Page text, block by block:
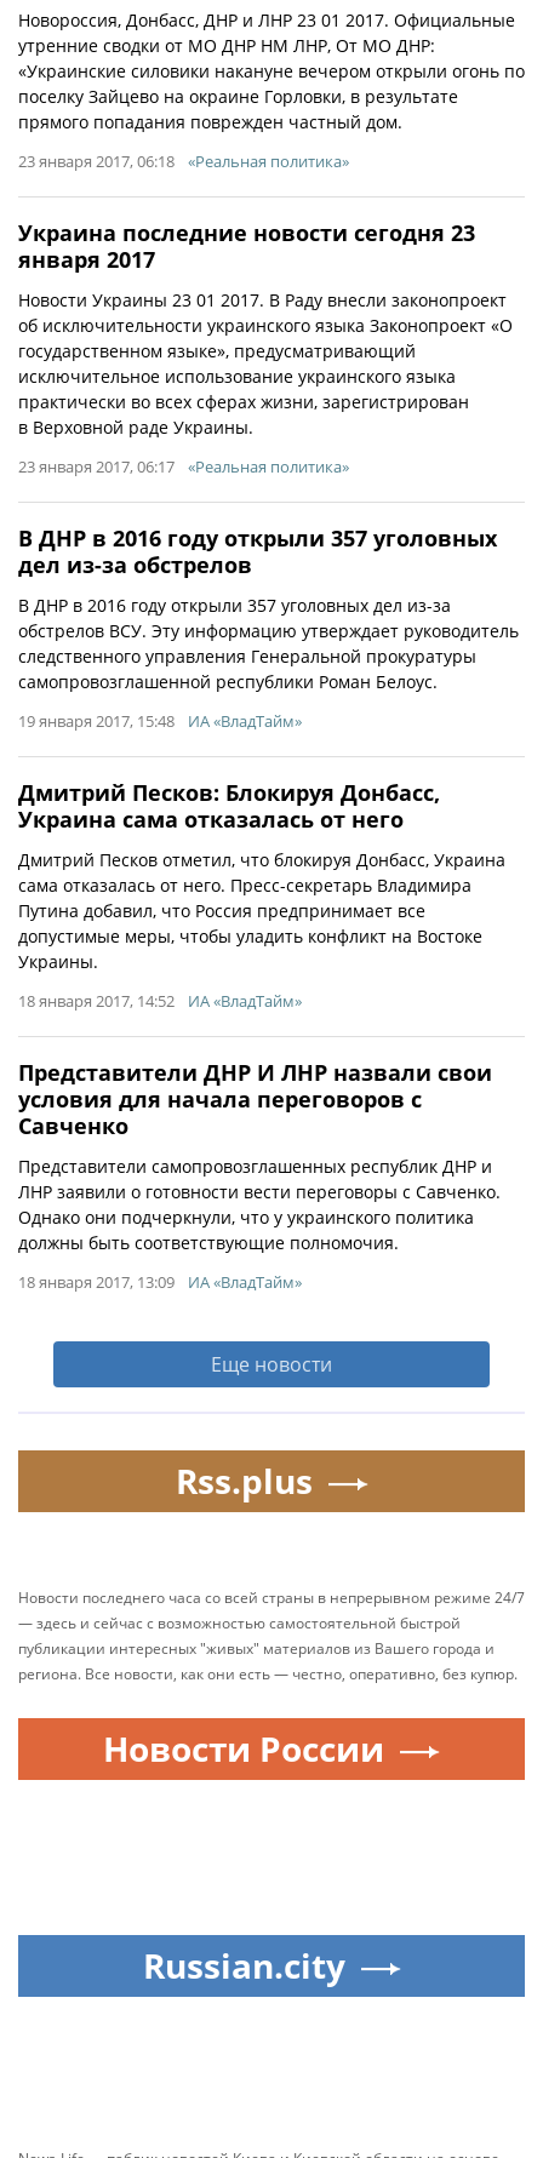
Новороссия, Донбасс, ДНР и ЛНР 23 01 2017. Официальные
утренние сводки от МО ДНР НМ ЛНР, От МО ДНР:
«Украинские силовики накануне вечером открыли огонь по
поселку Зайцево на окраине Горловки, в результате
прямого попадания поврежден частный дом.
23 января 2017, 06:18 «Реальная политика»
Украина последние новости сегодня 23
января 2017
Новости Украины 23 01 2017. В Раду внесли законопроект
об исключительности украинского языка Законопроект «О
государственном языке», предусматривающий
исключительное использование украинского языка
практически во всех сферах жизни, зарегистрирован
в Верховной раде Украины.
23 января 2017, 06:17 «Реальная политика»
В ДНР в 2016 году открыли 357 уголовных
дел из-за обстрелов
В ДНР в 2016 году открыли 357 уголовных дел из-за
обстрелов ВСУ. Эту информацию утверждает руководитель
следственного управления Генеральной прокуратуры
самопровозглашенной республики Роман Белоус.
19 января 2017, 15:48 ИА «ВладТайм»
Дмитрий Песков: Блокируя Донбасс,
Украина сама отказалась от него
Дмитрий Песков отметил, что блокируя Донбасс, Украина
сама отказалась от него. Пресс-секретарь Владимира
Путина добавил, что Россия предпринимает все
допустимые меры, чтобы уладить конфликт на Востоке
Украины.
18 января 2017, 14:52 ИА «ВладТайм»
Представители ДНР И ЛНР назвали свои
условия для начала переговоров с
Савченко
Представители самопровозглашенных республик ДНР и
ЛНР заявили о готовности вести переговоры с Савченко.
Однако они подчеркнули, что у украинского политика
должны быть соответствующие полномочия.
18 января 2017, 13:09 ИА «ВладТайм»
Еще новости
Rss.plus
Новости последнего часа со всей страны в непрерывном режиме 24/7
— здесь и сейчас с возможностью самостоятельной быстрой
публикации интересных "живых" материалов из Вашего города и
региона. Все новости, как они есть — честно, оперативно, без купюр.
Новости России
Russian.city